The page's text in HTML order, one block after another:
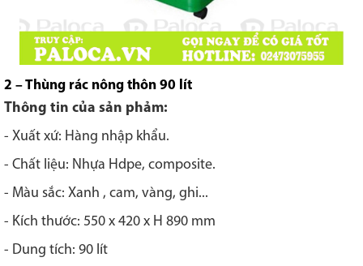
2 – Thùng rác nông thôn 90 lít
Thông tin của sản phảm:
- Xuất xứ: Hàng nhập khẩu.
- Chất liệu: Nhựa Hdpe, composite.
- Màu sắc: Xanh , cam, vàng, ghi...
- Kích thước: 550 x 420 x H 890 mm
- Dung tích: 90 lít